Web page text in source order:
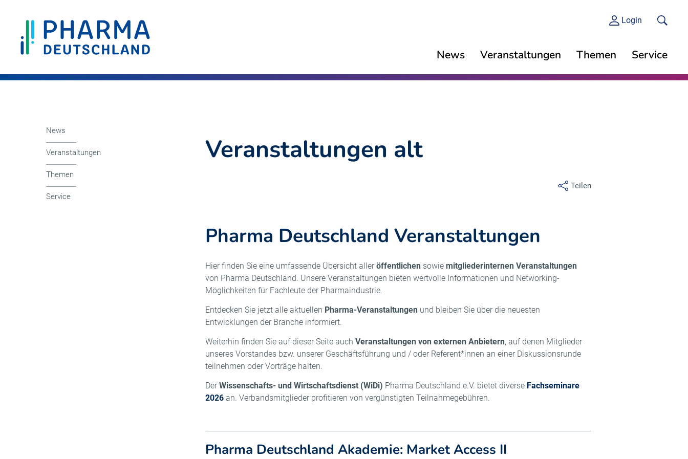
Login
News Veranstaltungen Themen Service
News
Veranstaltungen
Themen
Service
Veranstaltungen alt
Teilen
Pharma Deutschland Veranstaltungen
Hier finden Sie eine umfassende Übersicht alleröffentlichen sowie mitgliederinternen Veranstaltungen
von Pharma Deutschland. Unsere Veranstaltungen bieten wertvolle Informationen und Networking-
Möglichkeiten für Fachleute der Pharmaindustrie.
Entdecken Sie jetzt alle aktuellen Pharma-Veranstaltungen und bleiben Sie über die neuesten
Entwicklungen der Branche informiert.
Weiterhin finden Sie auf dieser Seite auch Veranstaltungen von externen Anbietern, auf denen Mitglieder
unseres Vorstandes bzw. unserer Geschäftsführung und / oder Referent*innen an einer Diskussionsrunde
teilnehmen oder Vorträge halten.
DerWissenschafts- und Wirtschaftsdienst (WiDi) Pharma Deutschland e.V. bietet diverse Fachseminare
2026 an. Verbandsmitglieder profitieren von vergünstigten Teilnahmegebühren.
Pharma Deutschland Akademie: Market Access II